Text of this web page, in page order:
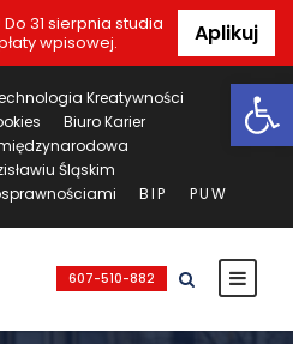
31 sierpnia studia
wpisowej.
Aplikuj
Kreatywności
Biuro Karier
Śląskim
BIP PUW
607-510-882